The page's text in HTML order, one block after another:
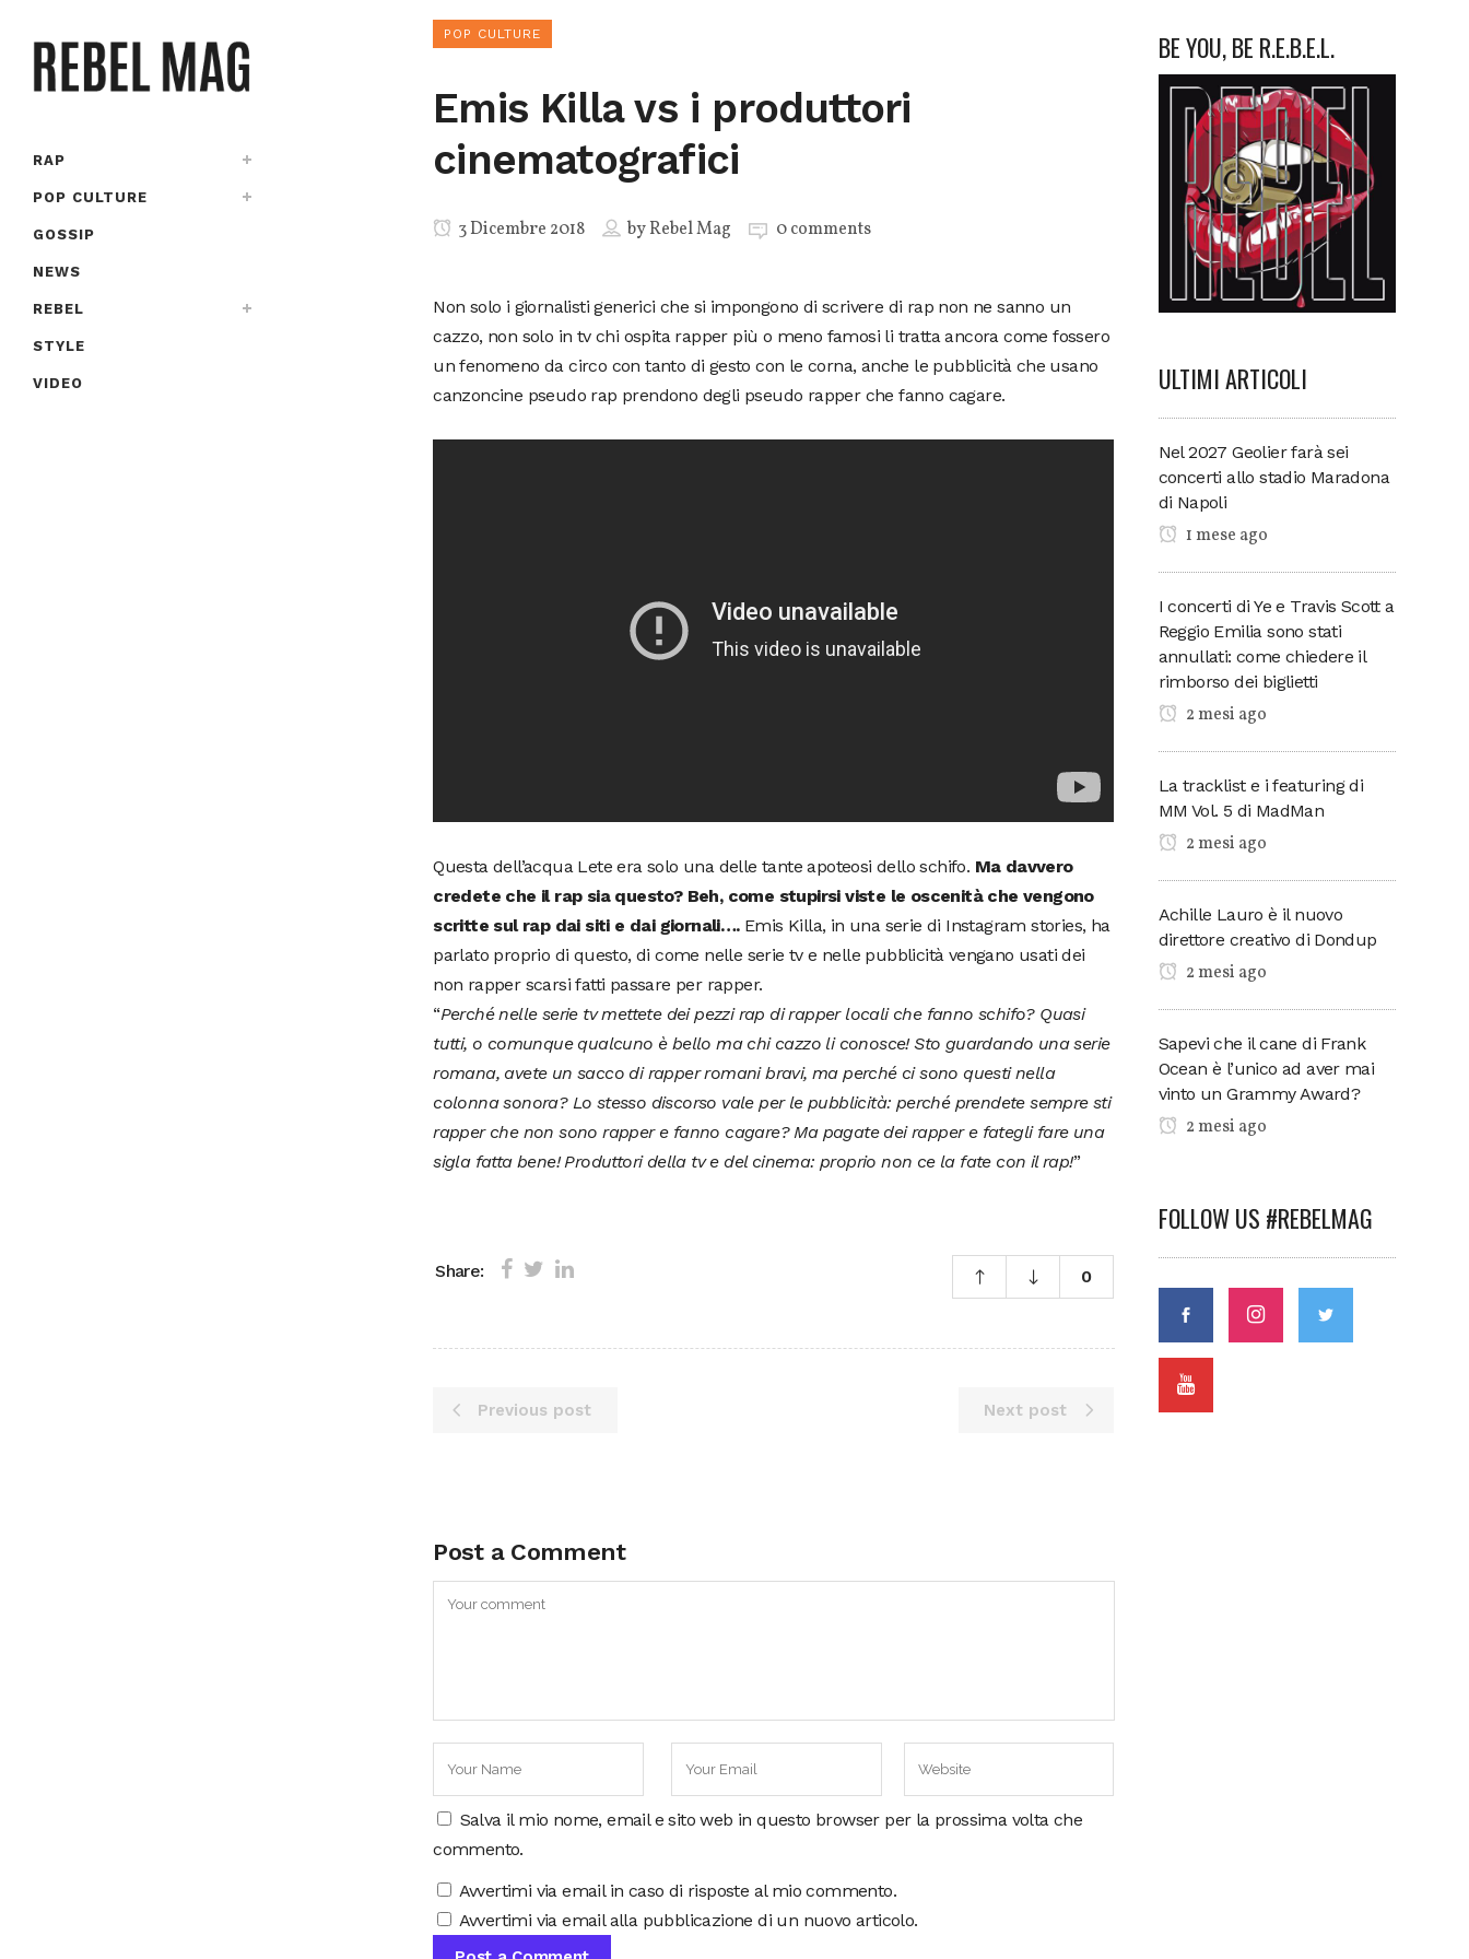
RAP
POP CULTURE
GOSSIP
NEWS
REBEL
STYLE
VIDEO
POP CULTURE
Emis Killa vs i produttori
cinematografici
3 Dicembre 2018 byRebel Mag 0 comments
Non solo i giornalisti generici che si impongono di scrivere di rap non ne sanno un
cazzo, non solo in tv chi ospita rapper più o meno famosi li tratta ancora come fossero
un fenomeno da circo con tanto di gesto con le corna, anche le pubblicità che usano
canzoncine pseudo rap prendono degli pseudo rapper che fanno cagare.
Questa dell’acqua Lete era solo una delle tante apoteosi dello schifo. Ma davvero
credete che il rap sia questo? Beh, come stupirsi viste le oscenità che vengono
scritte sul rap dai siti e dai giornali….Emis Killa, in una serie di Instagram stories, ha
parlato proprio di questo, di come nelle serie tv e nelle pubblicità vengano usati dei
non rapper scarsi fatti passare per rapper.
“Perché nelle serie tv mettete dei pezzi rap di rapper locali che fanno schifo? Quasi
tutti, o comunque qualcuno è bello ma chi cazzo li conosce! Sto guardando una serie
romana, avete un sacco di rapper romani bravi, ma perché ci sono questi nella
colonna sonora? Lo stesso discorso vale per le pubblicità: perché prendete sempre sti
rapper che non sono rapper e fanno cagare? Ma pagate dei rapper e fategli fare una
sigla fatta bene! Produttori della tv e del cinema: proprio non ce la fate con il rap!”
Share: 0
Previous post Next post
Post a Comment
Salva il mio nome, email e sito web in questo browser per la prossima volta che
commento.
Avvertimi via email in caso di risposte al mio commento.
Avvertimi via email alla pubblicazione di un nuovo articolo.
BE YOU, BE R.E.B.E.L.
ULTIMI ARTICOLI
Nel 2027 Geolier farà sei
concerti allo stadio Maradona
di Napoli
1 mese ago
I concerti di Ye e Travis Scott a
Reggio Emilia sono stati
annullati: come chiedere il
rimborso dei biglietti
2 mesi ago
La tracklist e i featuring di
MM Vol. 5 di MadMan
2 mesi ago
Achille Lauro è il nuovo
direttore creativo di Dondup
2 mesi ago
Sapevi che il cane di Frank
Ocean è l’unico ad aver mai
vinto un Grammy Award?
2 mesi ago
FOLLOW US #REBELMAG